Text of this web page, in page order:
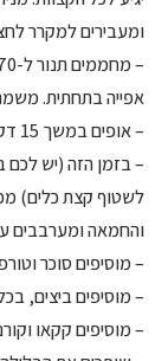
ומעבירים למקרר
אפייה בתחתית.
– אופים במשך 15 דקות ומוציאים (הבצק עדיין לא מוכן וזה בסדר).
לשטוף קצת כלים)
והחמאה ומערבבים
– מוסיפים סוכר
– מוסיפים ביצים,
– מוסיפים קקאו